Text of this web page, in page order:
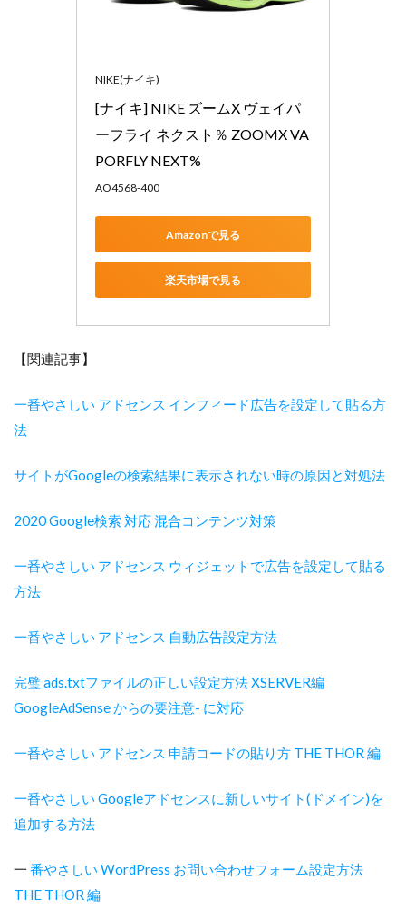
NIKE(ナイキ)
[ナイキ] NIKE ズームX ヴェイパ
ーフライ ネクスト％ ZOOMX VA
PORFLY NEXT%
AO4568-400
Amazonで見る
楽天市場で見る
【関連記事】
一番やさしい アドセンス インフィード広告を設定して貼る方
法
サイトがGoogleの検索結果に表示されない時の原因と対処法
2020 Google検索 対応 混合コンテンツ対策
一番やさしい アドセンス ウィジェットで広告を設定して貼る
方法
一番やさしい アドセンス 自動広告設定方法
完璧 ads.txtファイルの正しい設定方法 XSERVER編
GoogleAdSense からの要注意- に対応
一番やさしい アドセンス 申請コードの貼り方 THE THOR 編
一番やさしい Googleアドセンスに新しいサイト(ドメイン)を
追加する方法
一 番やさしい WordPress お問い合わせフォーム設定方法
THE THOR 編